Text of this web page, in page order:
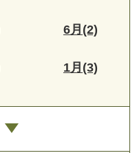
6月(2)
1月(3)